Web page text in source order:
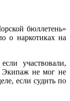
бюллетень»
о наркотиках на
участвовали,
не мог не
если судить по